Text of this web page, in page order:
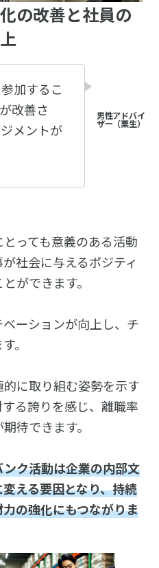
の改善と社員の
加するこ
改善さ
メントが
っても意義のある活動
社会に与えるポジティ
ができます。
ーションが向上し、チ
。
に取り組む姿勢を示す
る誇りを感じ、離職率
待できます。
ク活動は企業の内部文
える要因となり、持続
の強化にもつながりま